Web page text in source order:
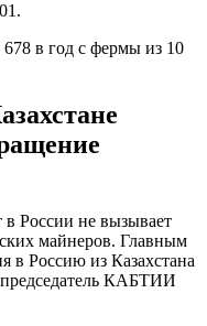
в год с фермы из 10
России не вызывает
майнеров. Главным
в Россию из Казахстана
КАБТИИ